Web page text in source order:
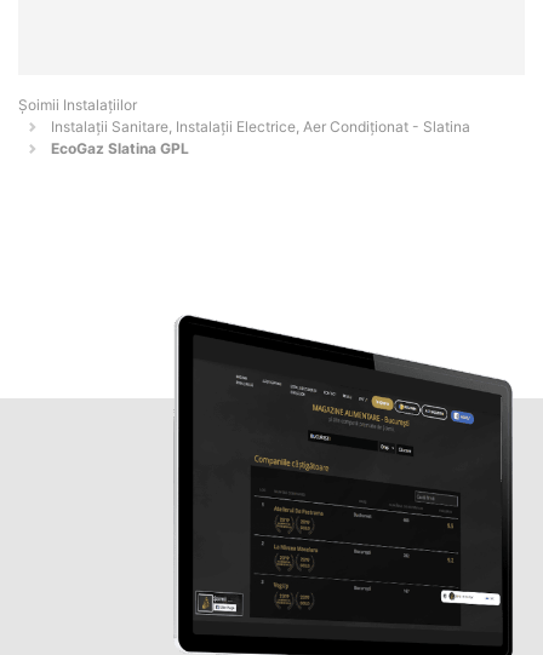
Şoimii Instalaţiilor
Instalații Sanitare, Instalații Electrice, Aer Condiționat - Slatina
EcoGaz Slatina GPL